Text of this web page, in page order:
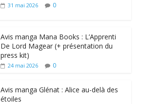
31 mai 2026 0
Avis manga Mana Books : L’Apprenti
De Lord Magear (+ présentation du
press kit)
24 mai 2026 0
Avis manga Glénat : Alice au-delà des
étoiles